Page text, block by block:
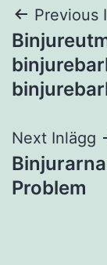
Previous
Next Inlägg
Problem